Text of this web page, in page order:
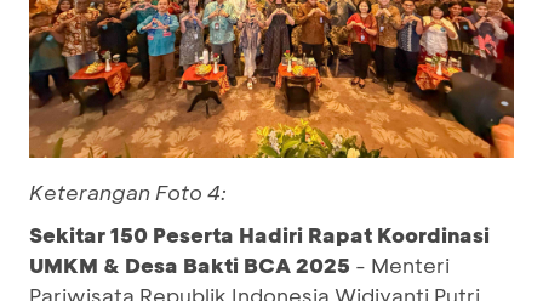
Keterangan Foto 4:
Sekitar 150 Peserta Hadiri Rapat Koordinasi
UMKM & Desa Bakti BCA 2025 - Menteri
Pariwisata Republik Indonesia Widiyanti Putri